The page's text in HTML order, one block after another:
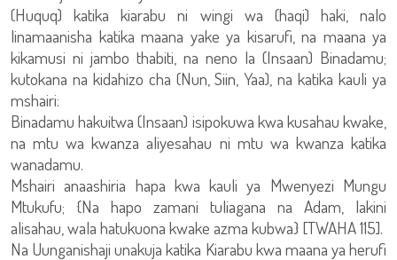
(Huquq) katika kiarabu ni wingi wa (haqi) haki, nalo
linamaanisha katika maana yake ya kisarufi, na maana ya
kikamusi ni jambo thabiti, na neno la (Insaan) Binadamu;
kutokana na kidahizo cha (Nun, Siin, Yaa), na katika kauli ya
mshairi:
Binadamu hakuitwa (Insaan) isipokuwa kwa kusahau kwake,
na mtu wa kwanza aliyesahau ni mtu wa kwanza katika
wanadamu.
Mshairi anaashiria hapa kwa kauli ya Mwenyezi Mungu
Mtukufu; {Na hapo zamani tuliagana na Adam, lakini
alisahau, wala hatukuona kwake azma kubwa} [TWAHA 115].
Na Uunganishaji unakuja katika Kiarabu kwa maana ya herufi